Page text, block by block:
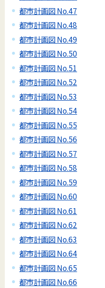
都市計画図 No.47
都市計画図 No.48
都市計画図 No.49
都市計画図 No.50
都市計画図 No.51
都市計画図 No.52
都市計画図 No.53
都市計画図 No.54
都市計画図 No.55
都市計画図 No.56
都市計画図 No.57
都市計画図 No.58
都市計画図 No.59
都市計画図 No.60
都市計画図 No.61
都市計画図 No.62
都市計画図 No.63
都市計画図 No.64
都市計画図 No.65
都市計画図 No.66